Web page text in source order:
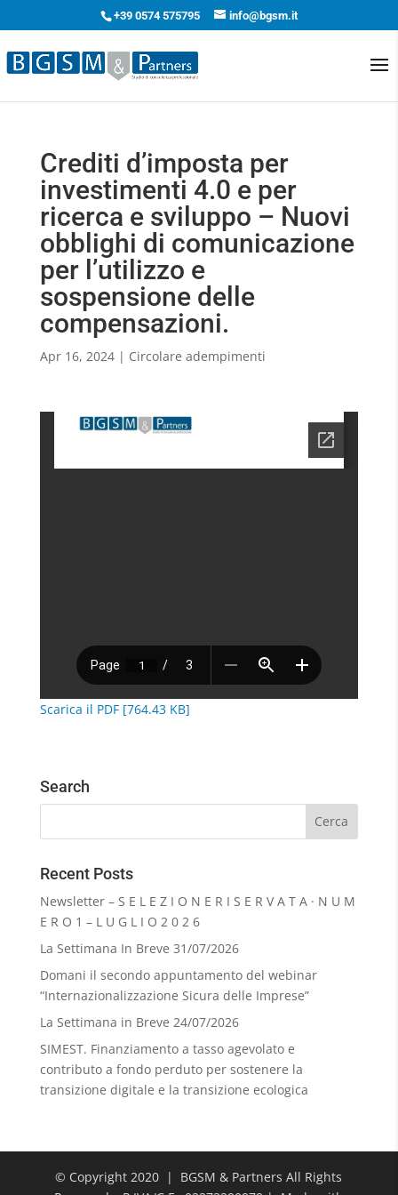
+39 0574 575795 info@bgsm.it
Crediti d’imposta per
investimenti 4.0 e per
ricerca e sviluppo – Nuovi
obblighi di comunicazione
per l’utilizzo e
sospensione delle
compensazioni.
Apr 16, 2024| Circolare adempimenti
Scarica il PDF [764.43 KB]
Search
Recent Posts
Newsletter – S E L E Z I O N E R I S E R V A T A · N U M
E R O 1 – L U G L I O 2 0 2 6
La Settimana In Breve 31/07/2026
Domani il secondo appuntamento del webinar
“Internazionalizzazione Sicura delle Imprese”
La Settimana in Breve 24/07/2026
SIMEST. Finanziamento a tasso agevolato e
contributo a fondo perduto per sostenere la
transizione digitale e la transizione ecologica
© Copyright 2020 | BGSM & Partners All Rights